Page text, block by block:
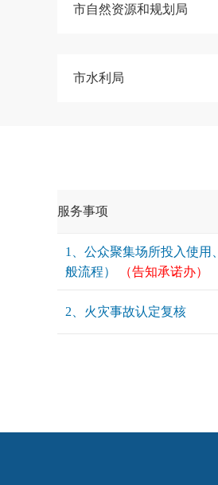
市自然资源和规划局
市水利局